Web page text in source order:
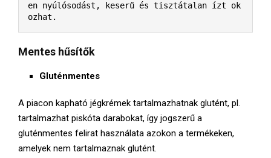
en nyúlósodást, keserű és tisztátalan ízt ok
ozhat.
Mentes hűsítők
Gluténmentes
A piacon kapható jégkrémek tartalmazhatnak glutént, pl.
tartalmazhat piskóta darabokat, így jogszerű a
gluténmentes felirat használata azokon a termékeken,
amelyek nem tartalmaznak glutént.